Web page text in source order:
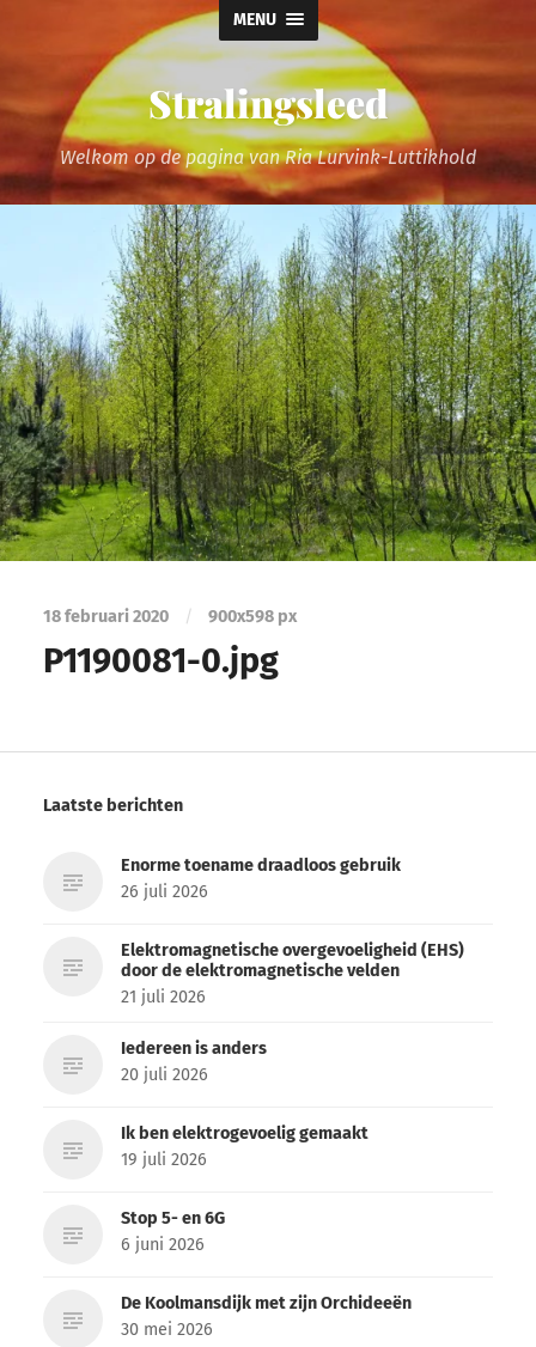
MENU
Stralingsleed
Welkom op de pagina van Ria Lurvink-Luttikhold
18 februari 2020 / 900x598 px
P1190081-0.jpg
Laatste berichten
Enorme toename draadloos gebruik
26 juli 2026
Elektromagnetische overgevoeligheid (EHS)
door de elektromagnetische velden
21 juli 2026
Iedereen is anders
20 juli 2026
Ik ben elektrogevoelig gemaakt
19 juli 2026
Stop 5- en 6G
6 juni 2026
De Koolmansdijk met zijn Orchideeën
30 mei 2026